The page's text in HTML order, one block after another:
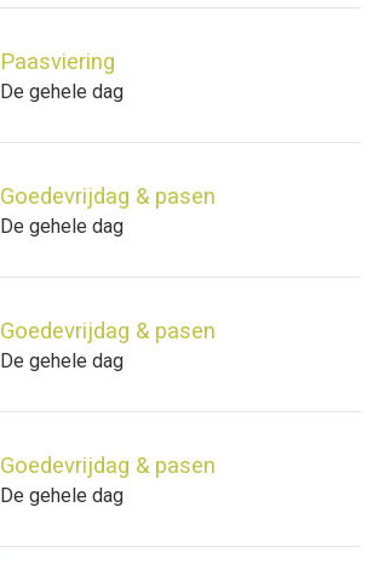
Paasviering
De gehele dag
Goedevrijdag & pasen
De gehele dag
Goedevrijdag & pasen
De gehele dag
Goedevrijdag & pasen
De gehele dag